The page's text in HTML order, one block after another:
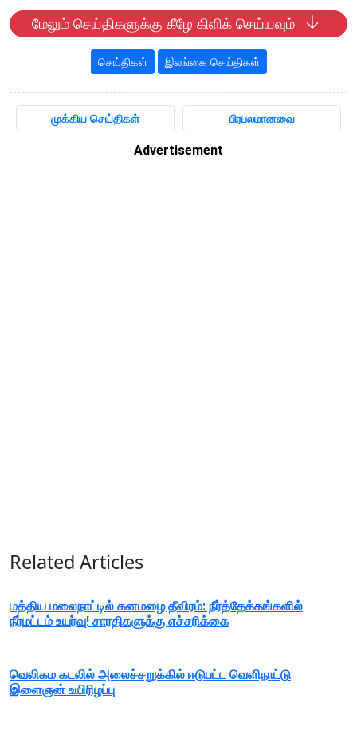
மேலும் செய்திகளுக்கு கீழே கிளிக் செய்யவும்
செய்திகள் இலங்கை செய்திகள்
முக்கிய செய்திகள் பிரபலமானவை
Advertisement
Related Articles
மத்திய மலைநாட்டில் கனமழை தீவிரம்: நீர்த்தேக்கங்களில்
நீர்மட்டம் உயர்வு! சாரதிகளுக்கு எச்சரிக்கை
வெலிகம கடலில் அலைச்சறுக்கில் ஈடுபட்ட வெளிநாட்டு
இளைஞன் உயிரிழப்பு